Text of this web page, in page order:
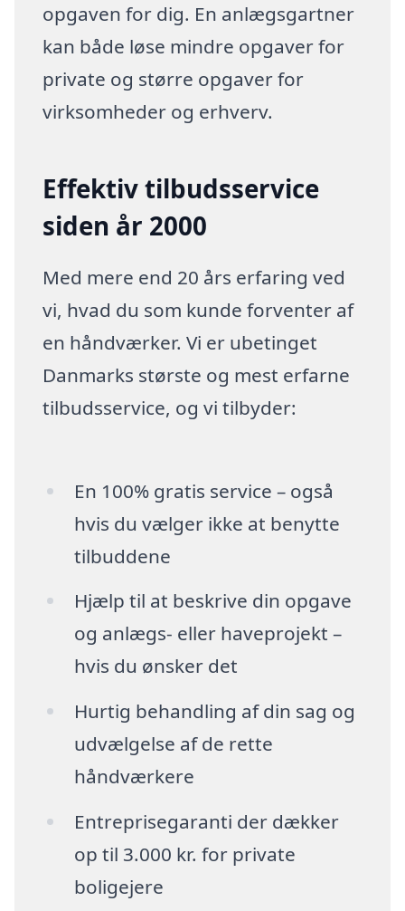
opgaven for dig. En anlægsgartner
kan både løse mindre opgaver for
private og større opgaver for
virksomheder og erhverv.
Effektiv tilbudsservice
siden år 2000
Med mere end 20 års erfaring ved
vi, hvad du som kunde forventer af
en håndværker. Vi er ubetinget
Danmarks største og mest erfarne
tilbudsservice, og vi tilbyder:
En 100% gratis service – også
hvis du vælger ikke at benytte
tilbuddene
Hjælp til at beskrive din opgave
og anlægs- eller haveprojekt –
hvis du ønsker det
Hurtig behandling af din sag og
udvælgelse af de rette
håndværkere
Entreprisegaranti der dækker
op til 3.000 kr. for private
boligejere